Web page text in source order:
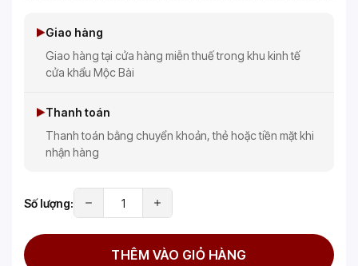
Giao hàng
Giao hàng tại cửa hàng miễn thuế trong khu kinh tế
cửa khẩu Mộc Bài
Thanh toán
Thanh toán bằng chuyển khoản, thẻ hoặc tiền mặt khi
nhận hàng
Số lượng:
THÊM VÀO GIỎ HÀNG